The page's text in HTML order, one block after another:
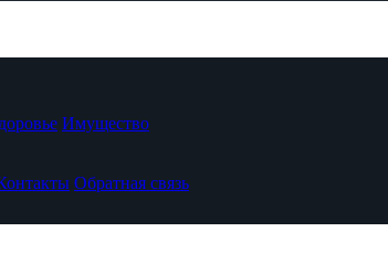
Имущество
Обратная связь